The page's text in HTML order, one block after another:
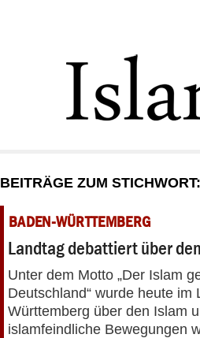
GESELLSCHAFT
STARTSEITE
DEBATTE
PANORAMA
BEITRÄGE ZUM
BADEN-WÜRTTEMBERG
Landtag debattiert über
Unter dem Motto „Der Islam
Deutschland“ wurde heute im
Württemberg über den Islam
islamfeindliche Bewegungen